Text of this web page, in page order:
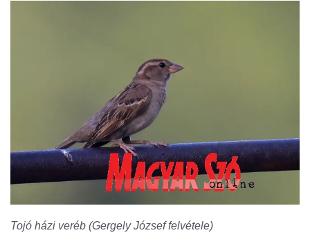
Tojó házi veréb (Gergely József felvétele)